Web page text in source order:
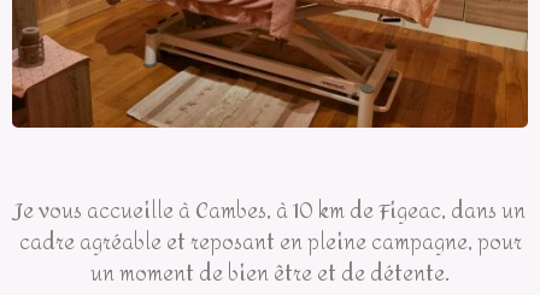
Je vous accueille à Cambes, à 10 km de Figeac, dans un
cadre agréable et reposant en pleine campagne, pour
un moment de bien être et de détente.